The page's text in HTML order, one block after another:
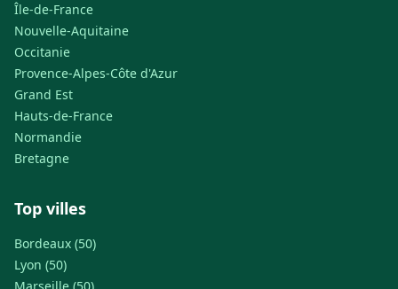
Île-de-France
Nouvelle-Aquitaine
Occitanie
Provence-Alpes-Côte d'Azur
Grand Est
Hauts-de-France
Normandie
Bretagne
Top villes
Bordeaux (50)
Lyon (50)